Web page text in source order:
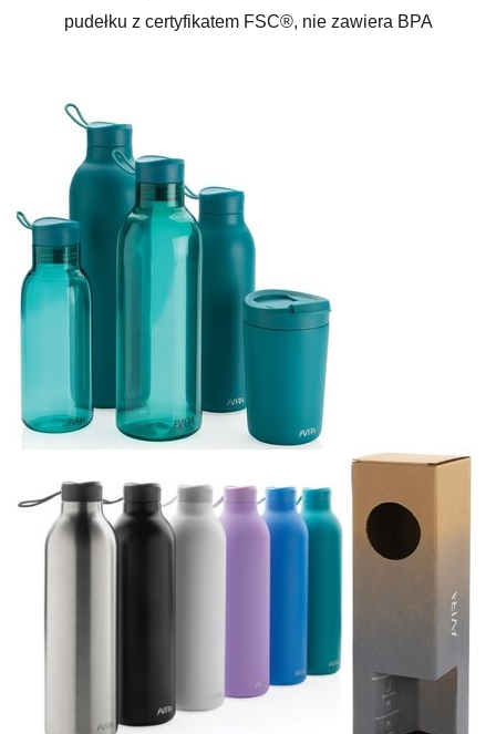
pudełku z certyfikatem FSC®, nie zawiera BPA